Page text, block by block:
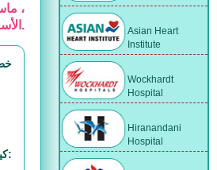
Asian Heart
Institute
Wockhardt
Hospital
Hiranandani
Hospital
،
الأسنان في الساعة المجهر.
كيف تسير الامور وظيفة في مجموعة هيلثجورو الهندي الهندي: